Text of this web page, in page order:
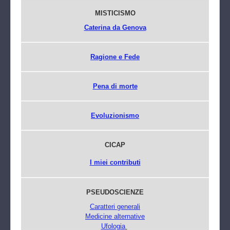
MISTICISMO
Caterina da Genova
Ragione e Fede
Pena di morte
Evoluzionismo
CICAP
I miei contributi
PSEUDOSCIENZE
Caratteri generali
Medicine alternative
Ufologia